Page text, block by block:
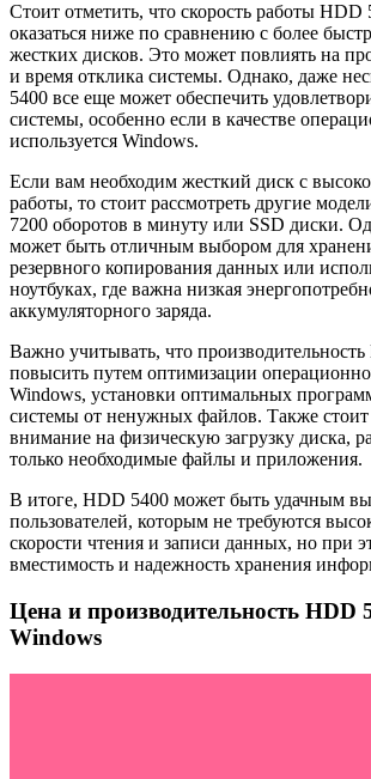
Стоит отметить, что скорость работы HDD
оказаться ниже по сравнению с более
жестких дисков. Это может повлиять на
и время отклика системы. Однако, даже
5400 все еще может обеспечить
системы, особенно если в качестве
используется Windows.
Если вам необходим жесткий диск с
работы, то стоит рассмотреть другие
7200 оборотов в минуту или SSD диски.
может быть отличным выбором для
резервного копирования данных или
ноутбуках, где важна низкая
аккумуляторного заряда.
Важно учитывать, что
повысить путем оптимизации
Windows, установки оптимальных
системы от ненужных файлов. Также стоит
внимание на физическую загрузку диска,
только необходимые файлы и приложения.
В итоге, HDD 5400 может быть удачным
пользователей, которым не требуются
скорости чтения и записи данных, но при
вместимость и надежность хранения
Цена и производительность HDD
Windows